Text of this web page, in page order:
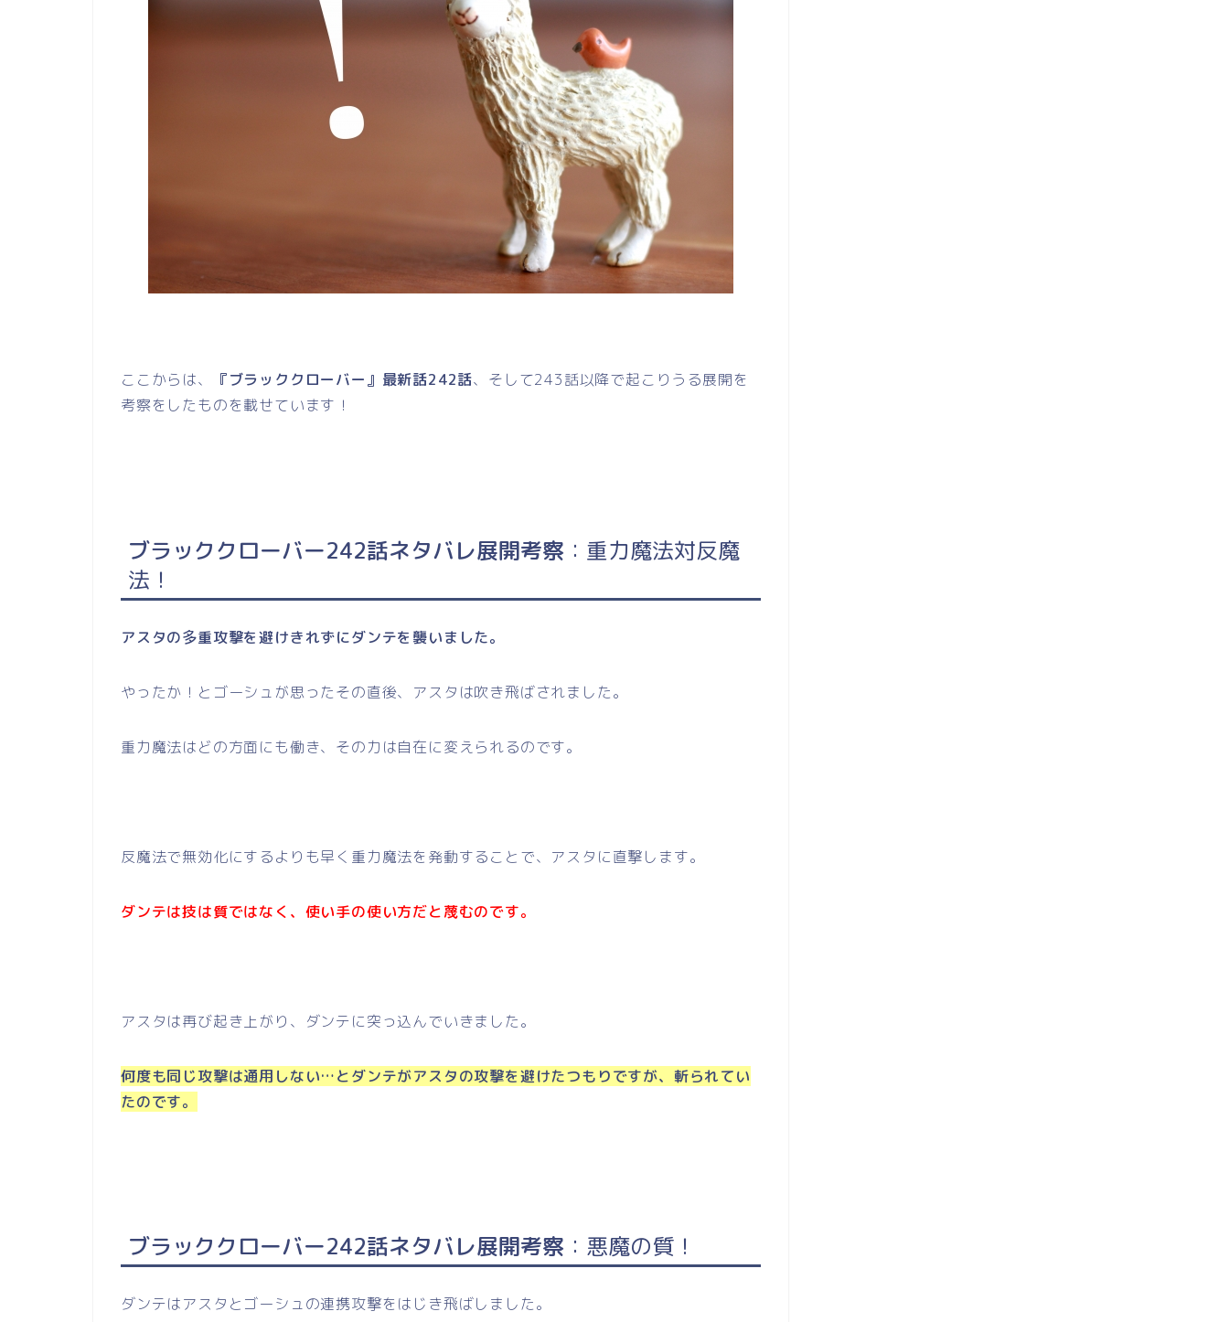
ここからは、 『ブラッククローバー』最新話242話、そして243話以降で起こりうる展開を
考察をしたものを載せています！
ブラッククローバー242話ネタバレ展開考察 ：重力魔法対反魔
法 ！
アスタの多重攻撃を避けきれずにダンテを襲いました。
やったか！とゴーシュが思ったその直後、アスタは吹き飛ばされました。
重力魔法はどの方面にも働き、その力は自在に変えられるのです。
反魔法で無効化にするよりも早く重力魔法を発動することで、アスタに直撃します。
ダンテは技は質ではなく、使い手の使い方だと蔑むのです。
アスタは再び起き上がり、ダンテに突っ込んでいきました。
何度も同じ攻撃は通用しない…とダンテがアスタの攻撃を避けたつもりですが、斬られてい
たのです。
ブラッククローバー242話ネタバレ展開考察 ：悪魔の質 ！
ダンテはアスタとゴーシュの連携攻撃をはじき飛ばしました。